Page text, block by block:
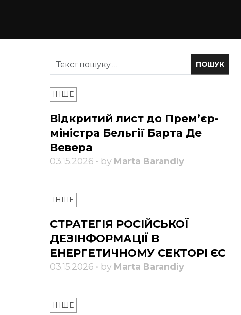
ІНШЕ
Відкритий лист до Прем’єр-
міністра Бельгії Барта Де
Вевера
03.15.2026 • by Marta Barandiy
ІНШЕ
СТРАТЕГІЯ РОСІЙСЬКОЇ
ДЕЗІНФОРМАЦІЇ В
ЕНЕРГЕТИЧНОМУ СЕКТОРІ ЄС
03.15.2026 • by Marta Barandiy
ІНШЕ